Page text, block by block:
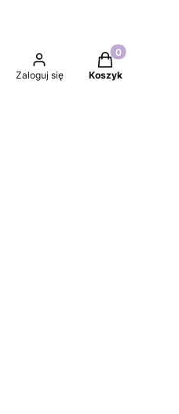
Zaloguj się
Produkty w
Koszyk